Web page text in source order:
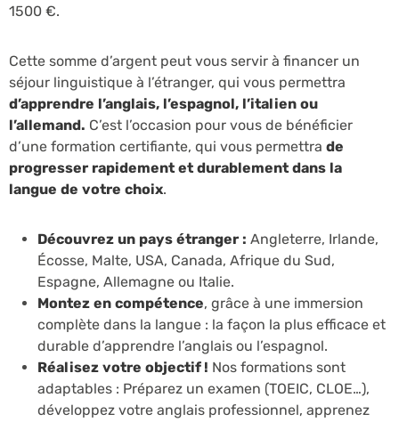
1500 €.
Cette somme d’argent peut vous servir à financer un
séjour linguistique à l’étranger, qui vous permettra
d’apprendre l’anglais, l’espagnol, l’italien ou
l’allemand. C’est l’occasion pour vous de bénéficier
d’une formation certifiante, qui vous permettra de
progresser rapidement et durablement dans la
langue de votre choix.
Découvrez un pays étranger : Angleterre, Irlande,
Écosse, Malte, USA, Canada, Afrique du Sud,
Espagne, Allemagne ou Italie.
Montez en compétence, grâce à une immersion
complète dans la langue : la façon la plus efficace et
durable d’apprendre l’anglais ou l’espagnol.
Réalisez votre objectif ! Nos formations sont
adaptables : Préparez un examen (TOEIC, CLOE…),
développez votre anglais professionnel, apprenez